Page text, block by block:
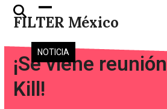
Skip
FILTER México
Open
mobile
menu
Close
mobile
menu
NOTICIA
¡Se viene
Kill!